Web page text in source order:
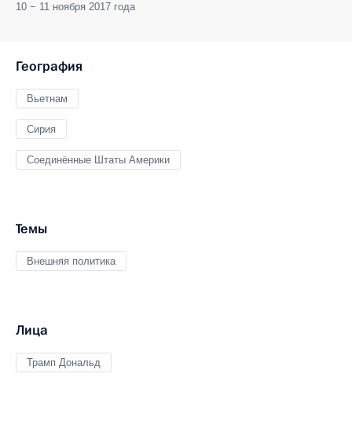
10 − 11 ноября 2017 года
География
Вьетнам
Сирия
Соединённые Штаты Америки
Темы
Внешняя политика
Лица
Трамп Дональд